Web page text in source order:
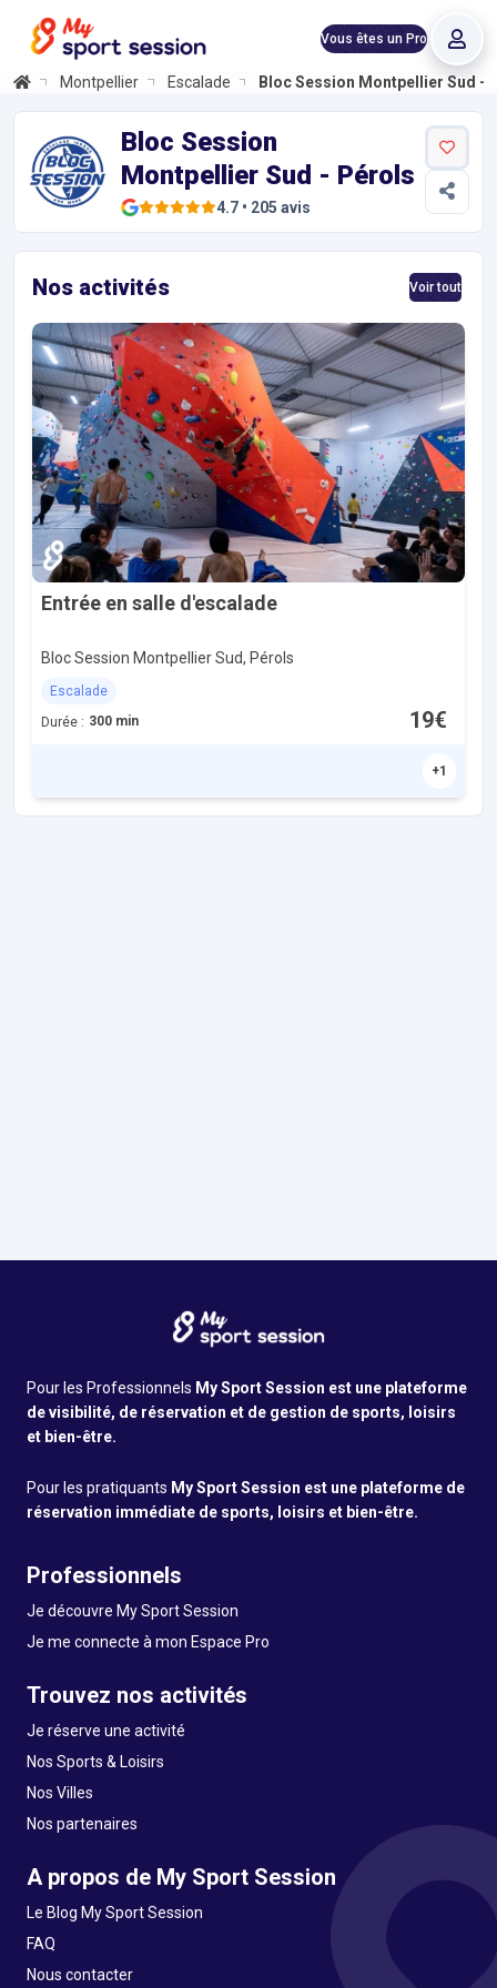
Vous êtes un Pro
Montpellier Escalade Bloc Session Montpellier Sud -
Bloc Session
Montpellier Sud - Pérols
4.7 • 205 avis
Nos activités Voir tout
Entrée en salle d'escalade
Bloc Session Montpellier Sud, Pérols
Escalade
Durée : 300 min 19€
+1
Pour les Professionnels My Sport Session est une plateforme
de visibilité, de réservation et de gestion de sports, loisirs
et bien-être.
Pour les pratiquants My Sport Session est une plateforme de
réservation immédiate de sports, loisirs et bien-être.
Professionnels
Je découvre My Sport Session
Je me connecte à mon Espace Pro
Trouvez nos activités
Je réserve une activité
Nos Sports & Loisirs
Nos Villes
Nos partenaires
A propos de My Sport Session
Le Blog My Sport Session
FAQ
Nous contacter